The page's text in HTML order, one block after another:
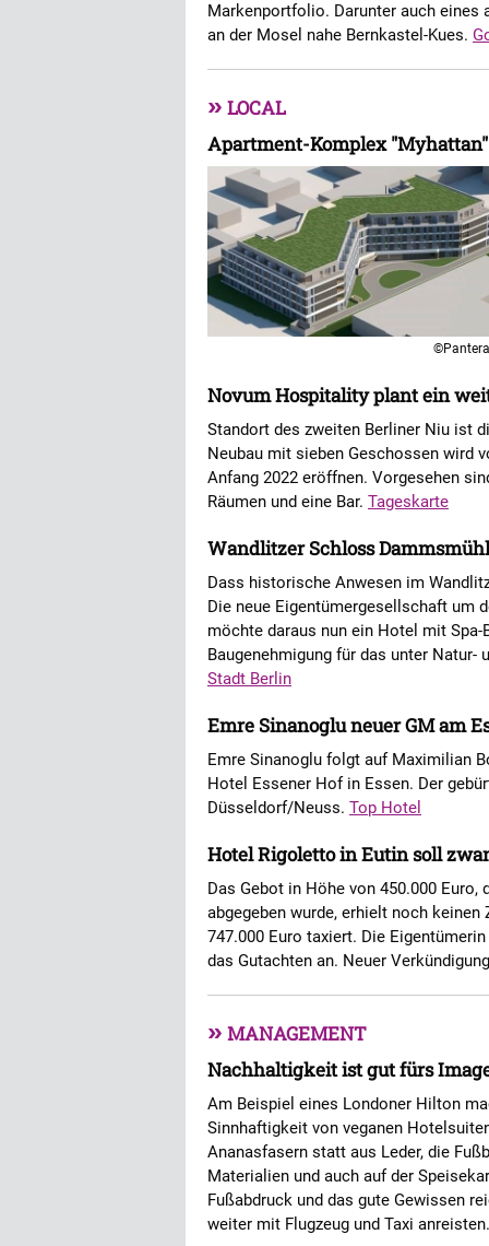
Markenportfolio. Darunter auch eines
an der Mosel nahe Bernkastel-Kues.
» LOCAL
Apartment-Komplex
Novum Hospitality plant ein
Standort des zweiten Berliner Niu ist
Neubau mit sieben Geschossen wird
Anfang 2022 eröffnen. Vorgesehen
Räumen und eine Bar. Tageskarte
Wandlitzer Schloss
Dass historische Anwesen im
Die neue Eigentümergesellschaft um
möchte daraus nun ein Hotel mit
Baugenehmigung für das unter
Stadt Berlin
Emre Sinanoglu neuer GM am
Emre Sinanoglu folgt auf Maximilian
Hotel Essener Hof in Essen. Der
Düsseldorf/Neuss. Top Hotel
Hotel Rigoletto in Eutin soll
Das Gebot in Höhe von 450.000
abgegeben wurde, erhielt noch
747.000 Euro taxiert. Die
das Gutachten an. Neuer
» MANAGEMENT
Nachhaltigkeit ist gut fürs
Am Beispiel eines Londoner Hilton
Sinnhaftigkeit von veganen
Ananasfasern statt aus Leder, die
Materialien und auch auf der
Fußabdruck und das gute Gewissen
weiter mit Flugzeug und Taxi